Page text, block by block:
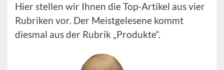
Hier stellen wir Ihnen die Top-Artikel aus vier
Rubriken vor. Der Meistgelesene kommt
diesmal aus der Rubrik „Produkte“.